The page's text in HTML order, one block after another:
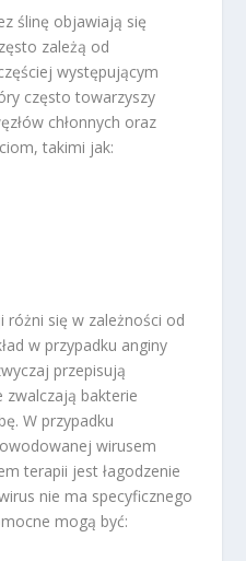
ślinę objawiają się
zależą od
występującym
często towarzyszy
chłonnych oraz
takimi jak:
różni się w zależności od
w przypadku anginy
przepisują
zwalczają bakterie
W przypadku
wirusem
terapii jest łagodzenie
nie ma specyficznego
mogą być: